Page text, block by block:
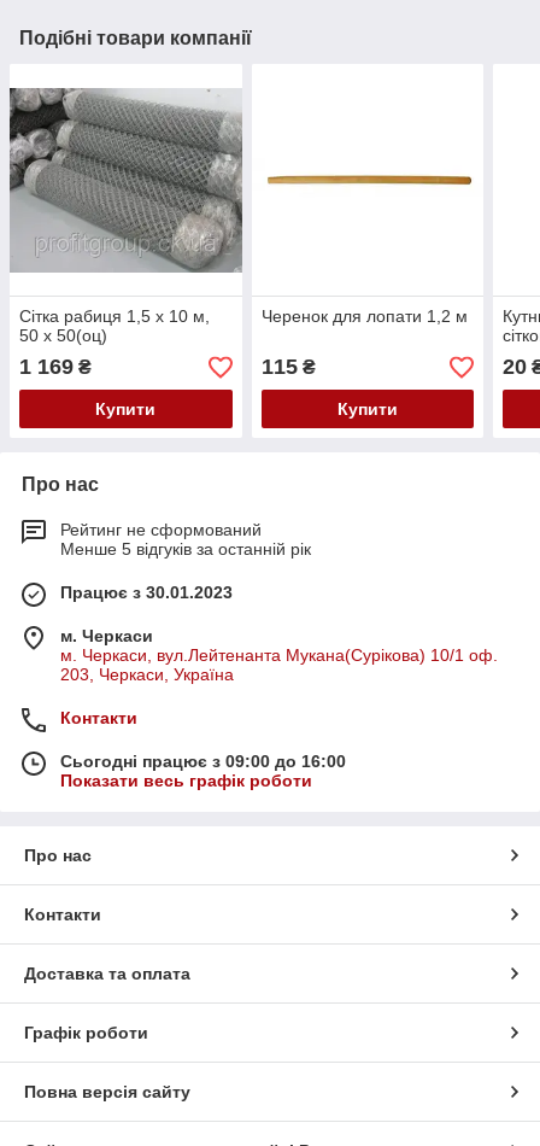
Подібні товари компанії
Сітка рабиця 1,5 х 10 м,
50 х 50(оц)
1 169 ₴
Купити
Черенок для лопати 1,2 м
115₴
Купити
20
Про нас
Рейтинг не сформований
Менше 5 відгуків за останній рік
Працює з 30.01.2023
м. Черкаси
м. Черкаси, вул.Лейтенанта Мукана(Сурікова) 10/1 оф.
203, Черкаси, Україна
Контакти
Сьогодні працює з 09:00 до 16:00
Показати весь графік роботи
Про нас
Контакти
Доставка та оплата
Графік роботи
Повна версія сайту